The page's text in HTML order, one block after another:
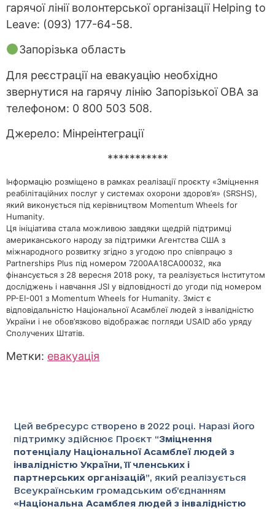
гарячої лінії волонтерської організації Helping to
Leave: (093) 177-64-58.
Запорізька область
Для реєстрації на евакуацію необхідно
звернутися на гарячу лінію Запорізької ОВА за
телефоном: 0 800 503 508.
Джерело: Мінреінтеграції
***********
Інформацію розміщено в рамках реалізації проєкту «Зміцнення
реабілітаційних послуг у системах охорони здоров’я» (SRSHS),
який виконується під керівництвом Momentum Wheels for
Humanity.
Ця ініціатива стала можливою завдяки щедрій підтримці
американського народу за підтримки Агентства США з
міжнародного розвитку згідно з угодою про співпрацю з
Partnerships Plus під номером 7200AA18CA00032, яка
фінансується з 28 вересня 2018 року, та реалізується Інститутом
досліджень і навчання JSI у відповідності до угоди під номером
PP-EI-001 з Momentum Wheels for Humanity. Зміст є
відповідальністю Національної Асамблеї людей з інвалідністю
України і не обов’язково відображає погляди USAID або уряду
Сполучених Штатів.
Метки: евакуація
Цей вебресурс створено в 2022 році. Наразі його
підтримку здійснює Проєкт “Зміцнення
потенціалу Національної Асамблеї людей з
інвалідністю України, її членських і
партнерських організацій”, який реалізується
Всеукраїнським громадським об’єднанням
«Національна Асамблея людей з інвалідністю